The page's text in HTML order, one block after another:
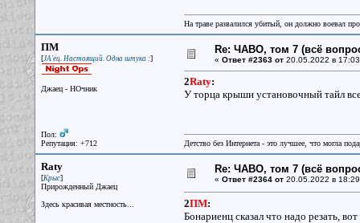
На траве развалился убитый, он должно воевал
ПМ
[JA'ец. Настоящий. Одна штука :]
Джаец - НОчник
Пол:
Репутация: +712
Re: ЧАВО, том 7 (всё
« Ответ #2363 от20.05.2022 в
2Raty:
У торца крыши установочный тайл
Детство без Интернета - это лучшее, что могла
Raty
[Крыс]
Прирожденный Джаец
Здесь красивая местность...
Re: ЧАВО, том 7 (всё
« Ответ #2364 от20.05.2022 в
2ПМ:
Бонариенц сказал что надо резать, вот